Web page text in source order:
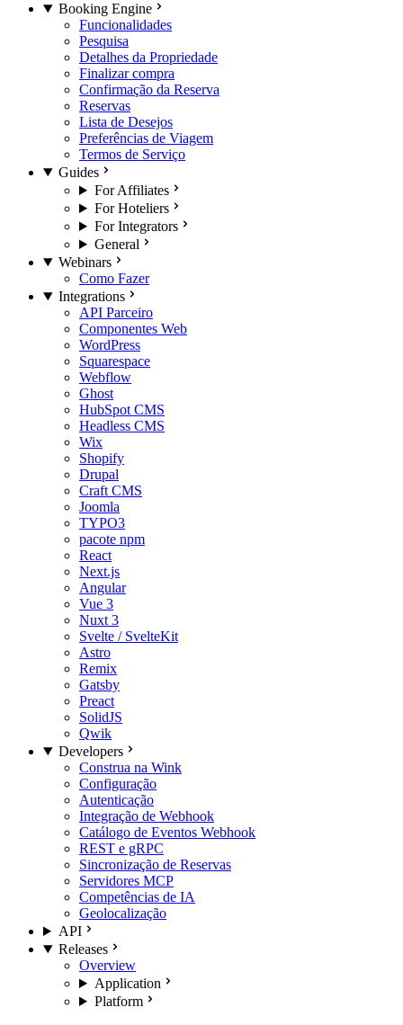
Booking Engine
Funcionalidades
Pesquisa
Detalhes da Propriedade
Finalizar compra
Confirmação da Reserva
Reservas
Lista de Desejos
Preferências de Viagem
Termos de Serviço
Guides
For Affiliates
For Hoteliers
For Integrators
General
Webinars
Como Fazer
Integrations
API Parceiro
Componentes Web
WordPress
Squarespace
Webflow
Ghost
HubSpot CMS
Headless CMS
Wix
Shopify
Drupal
Craft CMS
Joomla
TYPO3
pacote npm
React
Next.js
Angular
Vue 3
Nuxt 3
Svelte / SvelteKit
Astro
Remix
Gatsby
Preact
SolidJS
Qwik
Developers
Construa na Wink
Configuração
Autenticação
Integração de Webhook
Catálogo de Eventos Webhook
REST e gRPC
Sincronização de Reservas
Servidores MCP
Competências de IA
Geolocalização
API
Releases
Overview
Application
Platform